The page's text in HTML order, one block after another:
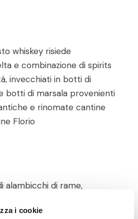
i cookie
whiskey risiede
e combinazione di spirits
invecchiati in botti di
botti di marsala provenienti
e rinomate cantine
Florio
alambicchi di rame,
complessità gustative.